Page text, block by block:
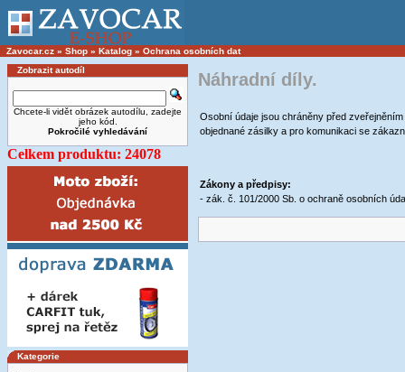
Zavocar.cz » Shop » Katalog » Ochrana osobních dat
Zobrazit autodíl
Chcete-li vidět obrázek autodílu, zadejte
jeho kód.
Pokročilé vyhledávání
Celkem produktu: 24078
Kategorie
Náhradní díly.
Osobní údaje jsou chráněny před
objednané zásilky a pro komunikaci se
Zákony a předpisy:
- zák. č. 101/2000 Sb. o ochraně osobních